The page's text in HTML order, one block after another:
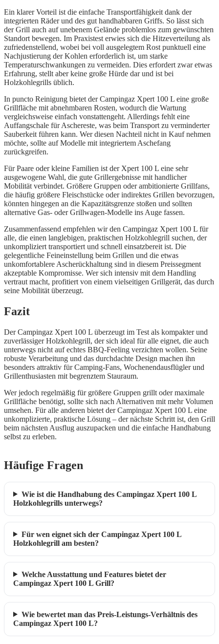
Ein klarer Vorteil ist die einfache Transportfähigkeit dank der
integrierten Räder und des gut handhabbaren Griffs. So lässt sich
der Grill auch auf unebenem Gelände problemlos zum gewünschten
Standort bewegen. Im Praxistest erwies sich die Hitzeverteilung als
zufriedenstellend, wobei bei voll ausgelegtem Rost punktuell eine
Nachjustierung der Kohlen erforderlich ist, um starke
Temperaturschwankungen zu vermeiden. Dies erfordert zwar etwas
Erfahrung, stellt aber keine große Hürde dar und ist bei
Holzkohlegrills üblich.
In puncto Reinigung bietet der Campingaz Xpert 100 L eine große
Grillfläche mit abnehmbaren Rosten, wodurch die Wartung
vergleichsweise einfach vonstattengeht. Allerdings fehlt eine
Auffangschale für Aschereste, was beim Transport zu verminderter
Sauberkeit führen kann. Wer diesen Nachteil nicht in Kauf nehmen
möchte, sollte auf Modelle mit integriertem Aschefang
zurückgreifen.
Für Paare oder kleine Familien ist der Xpert 100 L eine sehr
ausgewogene Wahl, die gute Grillergebnisse mit handlicher
Mobilität verbindet. Größere Gruppen oder ambitionierte Grillfans,
die häufig größere Fleischstücke oder indirektes Grillen bevorzugen,
könnten hingegen an die Kapazitätsgrenze stoßen und sollten
alternative Gas- oder Grillwagen-Modelle ins Auge fassen.
Zusammenfassend empfehlen wir den Campingaz Xpert 100 L für
alle, die einen langlebigen, praktischen Holzkohlegrill suchen, der
unkompliziert transportiert und schnell einsatzbereit ist. Die
gelegentliche Feineinstellung beim Grillen und die etwas
unkomfortablere Ascherückhaltung sind in diesem Preissegment
akzeptable Kompromisse. Wer sich intensiv mit dem Handling
vertraut macht, profitiert von einem vielseitigen Grillgerät, das durch
seine Mobilität überzeugt.
Fazit
Der Campingaz Xpert 100 L überzeugt im Test als kompakter und
zuverlässiger Holzkohlegrill, der sich ideal für alle eignet, die auch
unterwegs nicht auf echtes BBQ-Feeling verzichten wollen. Seine
robuste Verarbeitung und das durchdachte Design machen ihn
besonders attraktiv für Camping-Fans, Wochenendausflügler und
Grillenthusiasten mit begrenztem Stauraum.
Wer jedoch regelmäßig für größere Gruppen grillt oder maximale
Grillfläche benötigt, sollte sich nach Alternativen mit mehr Volumen
umsehen. Für alle anderen bietet der Campingaz Xpert 100 L eine
unkomplizierte, praktische Lösung – der nächste Schritt ist, den Grill
beim nächsten Ausflug auszupacken und die einfache Handhabung
selbst zu erleben.
Häufige Fragen
Wie ist die Handhabung des Campingaz Xpert 100 L
Holzkohlegrills unterwegs?
Für wen eignet sich der Campingaz Xpert 100 L
Holzkohlegrill am besten?
Welche Ausstattung und Features bietet der
Campingaz Xpert 100 L Grill?
Wie bewertet man das Preis-Leistungs-Verhältnis des
Campingaz Xpert 100 L?